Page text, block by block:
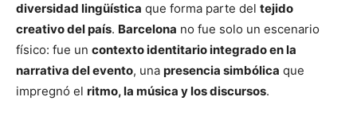
diversidad lingüística que forma parte del tejido
creativo del país. Barcelona no fue solo un escenario
físico: fue un contexto identitario integrado en la
narrativa del evento, una presencia simbólica que
impregnó el ritmo, la música y los discursos.